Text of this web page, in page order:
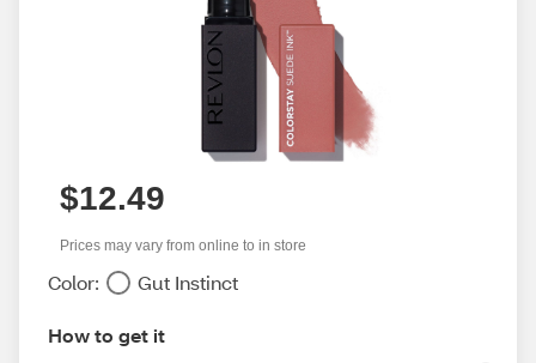
$12.49
Prices may vary from online to in store
Color: Gut Instinct
How to get it